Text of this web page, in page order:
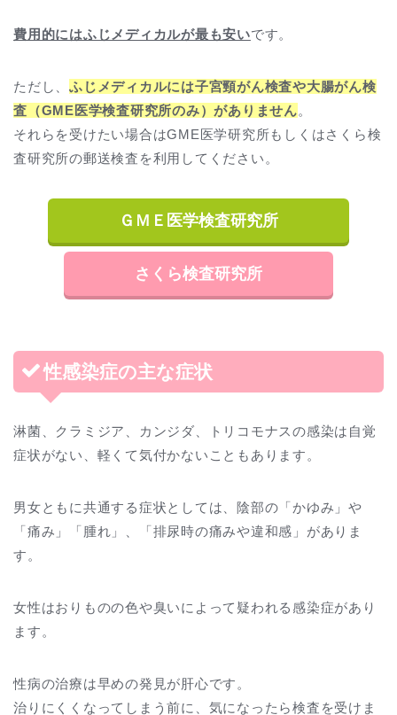
費用的にはふじメディカルが最も安いです。
ただし、ふじメディカルには子宮頸がん検査や大腸がん検
査（GME医学検査研究所のみ）がありません。
それらを受けたい場合はGME医学研究所もしくはさくら検
査研究所の郵送検査を利用してください。
ＧＭＥ医学検査研究所
さくら検査研究所
性感染症の主な症状
淋菌、クラミジア、カンジダ、トリコモナスの感染は自覚
症状がない、軽くて気付かないこともあります。
男女ともに共通する症状としては、陰部の「かゆみ」や
「痛み」「腫れ」、「排尿時の痛みや違和感」がありま
す。
女性はおりものの色や臭いによって疑われる感染症があり
ます。
性病の治療は早めの発見が肝心です。
治りにくくなってしまう前に、気になったら検査を受けま